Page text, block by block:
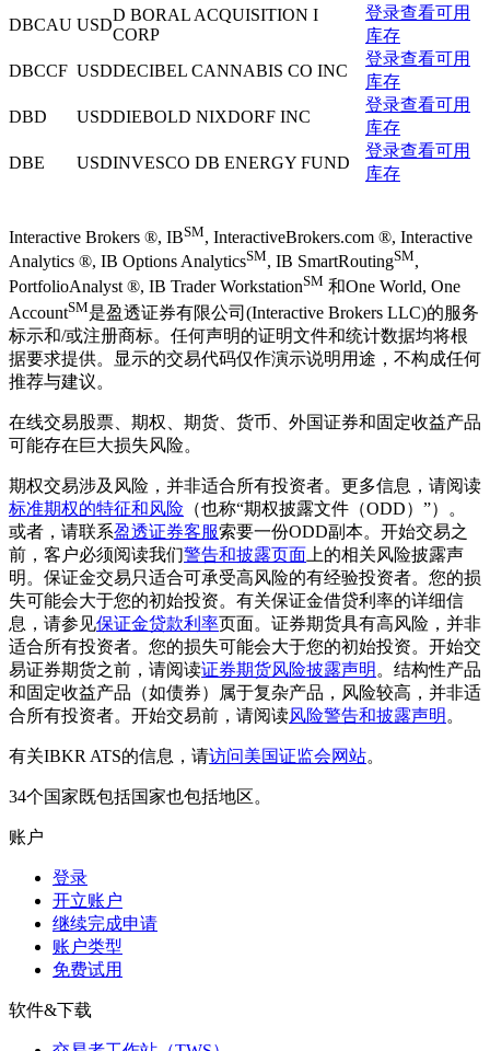
DBCAU USD
D BORAL ACQUISITION I
CORP
登录查看可用
库存
DBCCF USDDECIBEL CANNABIS CO INC
登录查看可用
库存
DBD
USDDIEBOLD NIXDORF INC
登录查看可用
库存
DBE
USDINVESCO DB ENERGY FUND
登录查看可用
库存
Interactive Brokers ®, IBSM, InteractiveBrokers.com ®, Interactive
Analytics ®, IB Options AnalyticsSM, IB SmartRoutingSM,
PortfolioAnalyst ®, IB Trader WorkstationSM 和One World, One
AccountSM是盈透证券有限公司(Interactive Brokers LLC)的服务
标示和/或注册商标。任何声明的证明文件和统计数据均将根
据要求提供。显示的交易代码仅作演示说明用途，不构成任何
推荐与建议。
在线交易股票、期权、期货、货币、外国证券和固定收益产品
可能存在巨大损失风险。
期权交易涉及风险，并非适合所有投资者。更多信息，请阅读
标准期权的特征和风险 （也称“期权披露文件（ODD）”）。
或者，请联系盈透证券客服索要一份ODD副本。开始交易之
前，客户必须阅读我们警告和披露页面 上的相关风险披露声
明。保证金交易只适合可承受高风险的有经验投资者。您的损
失可能会大于您的初始投资。有关保证金借贷利率的详细信
息，请参见保证金贷款利率页面。证券期货具有高风险，并非
适合所有投资者。您的损失可能会大于您的初始投资。开始交
易证券期货之前，请阅读证券期货风险披露声明 。结构性产品
和固定收益产品（如债券）属于复杂产品，风险较高，并非适
合所有投资者。开始交易前，请阅读风险警告和披露声明 。
有关IBKR ATS的信息，请访问美国证监会网站。
34个国家既包括国家也包括地区。
账户
登录
开立账户
继续完成申请
账户类型
免费试用
软件&下载